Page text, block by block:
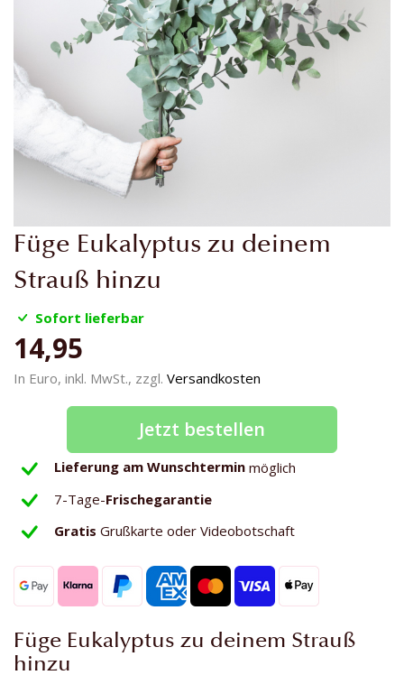
Füge Eukalyptus zu deinem
Strauß hinzu
Sofort lieferbar
14,95
In Euro, inkl. MwSt., zzgl. Versandkosten
Jetzt bestellen
Lieferung am Wunschtermin möglich
7-Tage-Frischegarantie
Gratis Grußkarte oder Videobotschaft
Füge Eukalyptus zu deinem Strauß
hinzu
Zum
Anfang
der
springen